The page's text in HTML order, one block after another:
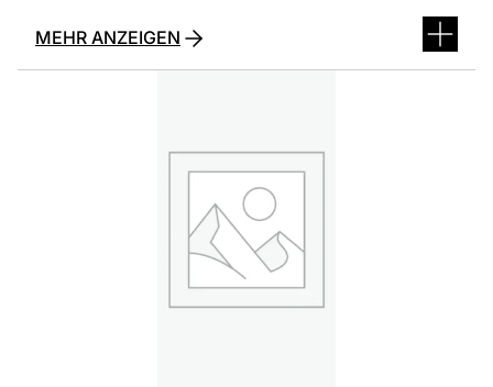
MEHR ANZEIGEN